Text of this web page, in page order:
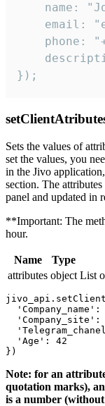
name:
email:
phone:
});
Sets the values ​​of
set the values, you
in the Jivo
section. The
panel and updated in
**Important: The
hour.
Name Type
attributes object List
'Company_name':
'Company_site':
  'Age': 42
Note: for an
quotation marks),
is a number